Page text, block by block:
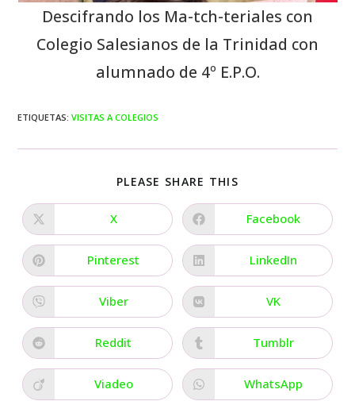
Descifrando los Ma-tch-teriales con
Colegio Salesianos de la Trinidad con
alumnado de 4º E.P.O.
ETIQUETAS:VISITAS A COLEGIOS
PLEASE SHARE THIS
X Facebook
Pinterest LinkedIn
Viber VK
Reddit Tumblr
Viadeo WhatsApp